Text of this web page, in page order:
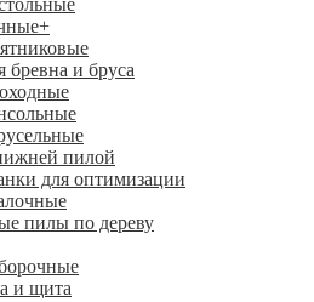
+
бревна и бруса
пилой
для оптимизации
пилы по дереву
и щита